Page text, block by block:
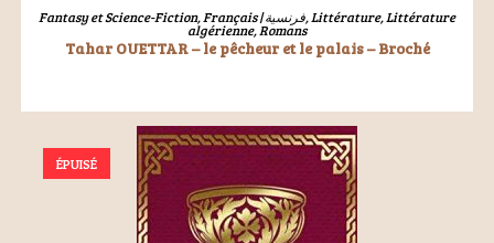
LIRE LA SUITE
Fantasy et Science-Fiction, Français | فرنسية,Littérature,Littérature
algérienne,Romans
Tahar OUETTAR – le pêcheur et le palais – Broché
ÉPUISÉ